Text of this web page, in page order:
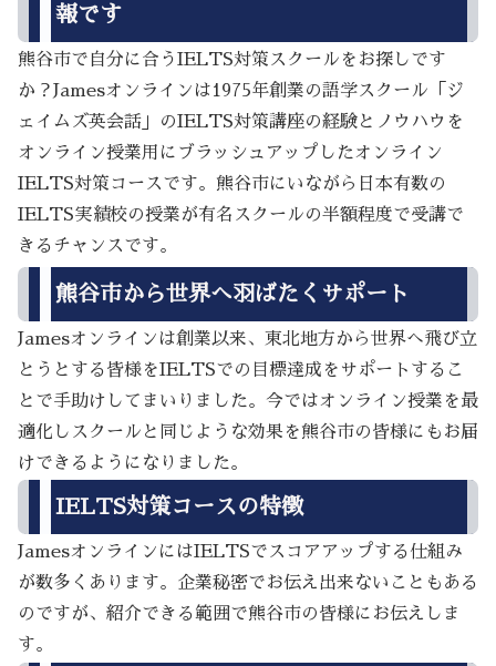
報です
熊谷市で自分に合うIELTS対策スクールをお探しです
か？Jamesオンラインは1975年創業の語学スクール「ジ
ェイムズ英会話」のIELTS対策講座の経験とノウハウを
オンライン授業用にブラッシュアップしたオンライン
IELTS対策コースです。熊谷市にいながら日本有数の
IELTS実績校の授業が有名スクールの半額程度で受講で
きるチャンスです。
熊谷市から世界へ羽ばたくサポート
Jamesオンラインは創業以来、東北地方から世界へ飛び立
とうとする皆様をIELTSでの目標達成をサポートするこ
とで手助けしてまいりました。今ではオンライン授業を最
適化しスクールと同じような効果を熊谷市の皆様にもお届
けできるようになりました。
IELTS対策コースの特徴
JamesオンラインにはIELTSでスコアアップする仕組み
が数多くあります。企業秘密でお伝え出来ないこともある
のですが、紹介できる範囲で熊谷市の皆様にお伝えしま
す。